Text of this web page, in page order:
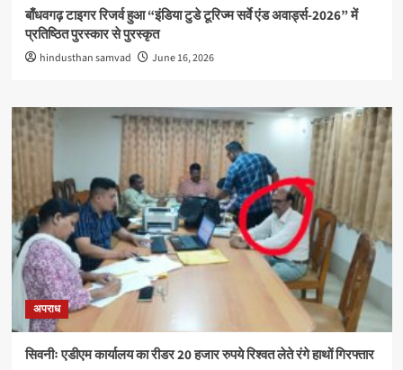
बाँधवगढ़ टाइगर रिजर्व हुआ “इंडिया टुडे टूरिज्म सर्वे एंड अवार्ड्स-2026” में
प्रतिष्ठित पुरस्कार से पुरस्कृत
hindusthan samvad June 16, 2026
अपराध
सिवनीः एडीएम कार्यालय का रीडर 20 हजार रुपये रिश्वत लेते रंगे हाथों गिरफ्तार